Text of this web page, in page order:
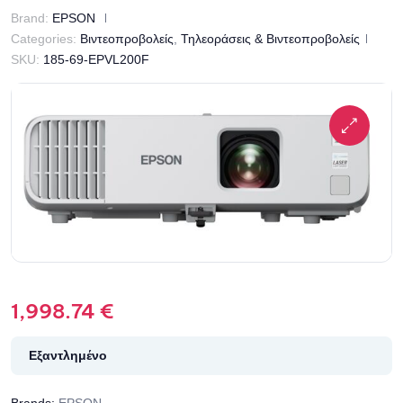
Brand: EPSON
Categories: Βιντεοπροβολείς Τηλεοράσεις & Βιντεοπροβολείς
SKU: 185-69-EPVL200F
1,998.74 €
Εξαντλημένο